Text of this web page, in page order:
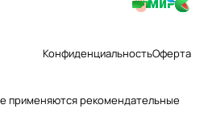
КонфиденциальностьОферта
применяютсярекомендательные